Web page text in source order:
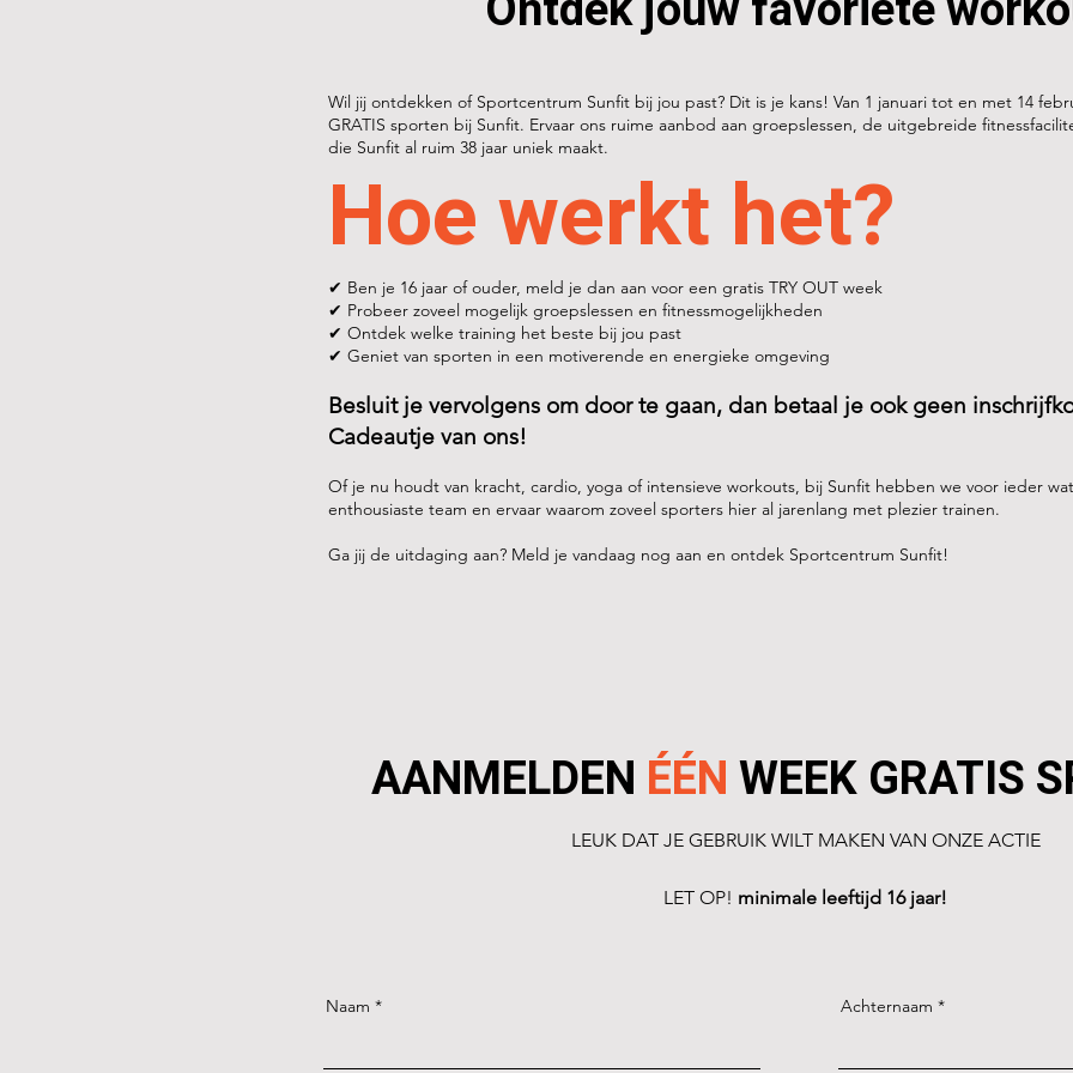
Wil jij ontdekken of Sportcentrum Sunfit bij jou past? Dit is je kans! Van 1 januari tot en met 14
GRATIS sporten bij Sunfit. Ervaar ons ruime aanbod aan groepslessen, de uitgebreide
die Sunfit al ruim 38 jaar uniek maakt.
Hoe werkt het?
✔ Ben je 16 jaar of ouder, meld je dan aan voor een gratis TRY OUT week
✔ Probeer zoveel mogelijk groepslessen en fitnessmogelijkheden
✔ Ontdek welke training het beste bij jou past
✔ Geniet van sporten in een motiverende en energieke omgeving
Besluit je vervolgens om door te gaan, dan betaal je ook geen
Cadeautje van ons!
Of je nu houdt van kracht, cardio, yoga of intensieve workouts, bij Sunfit hebben we voor ieder
enthousiaste team en ervaar waarom zoveel sporters hier al jarenlang met plezier trainen.
Ga jij de uitdaging aan? Meld je vandaag nog aan en ontdek Sportcentrum Sunfit!
AANMELDEN ÉÉNWEEK GRATIS
LEUK DAT JE GEBRUIK WILT MAKEN VAN ONZE ACTIE
LET OP! minimale leeftijd 16 jaar!
Naam Achternaam